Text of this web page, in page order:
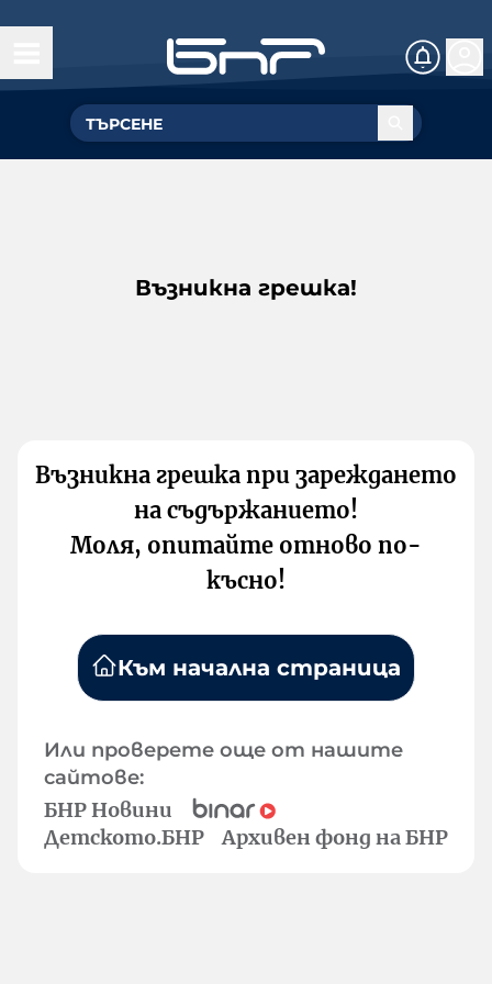
Възникна грешка!
Възникна грешка при зареждането
на съдържанието!
Моля, опитайте отново по-
късно!
Към начална страница
Или проверете още от нашите
сайтове:
БНР Новини
Детското.БНР
Архивен фонд на БНР